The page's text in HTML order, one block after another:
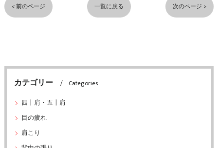
< 前のページ 一覧に戻る 次のページ >
カテゴリー
Categories
四十肩・五十肩
目の疲れ
肩こり